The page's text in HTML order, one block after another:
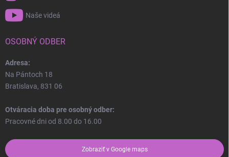
Naše videá
OSOBNÝ ODBER
Adresa:
Na Pántoch 18
Bratislava, 831 06
Otváracia doba pre osobný odber:
Pracovné dni od 8.00 do 16.00
Zobraziť v Google maps